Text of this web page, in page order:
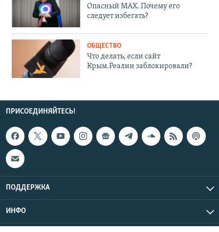
Опасный MAX. Почему его
следует избегать?
ОБЩЕСТВО
Что делать, если сайт
Крым.Реалии заблокировали?
ПРИСОЕДИНЯЙТЕСЬ!
ПОДДЕРЖКА
ИНФО